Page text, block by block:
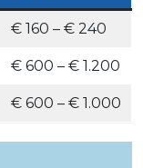
€ 160 – € 240
€ 600 – € 1.200
€ 600 – € 1.000